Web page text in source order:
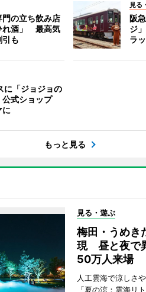
の立ち飲み店
れ酒」 最高気
引も
見る
阪
ジ
ラ
に「ジョジョの
公式ショップ
に
もっと見る
見る・遊ぶ
梅田・うめき
現 昼と夜で
50万人来場
人工雲海で涼しさ
「夏の涼：雲海リ